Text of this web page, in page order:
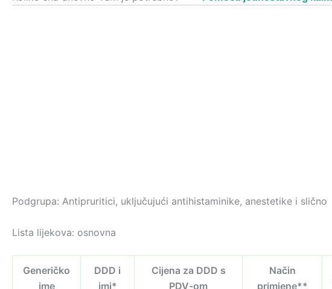
Podgrupa: Antipruritici, uključujući antihistaminike, anestetike i slično
Lista lijekova: osnovna
Generičko
ime
DDD i
jmj*
Cijena za DDD s
PDV-om
Način
primjene**